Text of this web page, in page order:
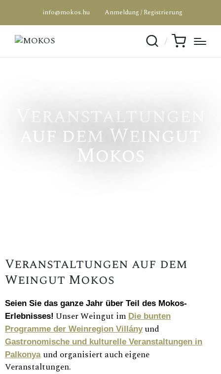
info@mokos.hu Anmeldung / Registrierung
Veranstaltungen
auf dem Weingut
Mokos
Veranstaltungen auf dem
Weingut Mokos
Seien Sie das ganze Jahr über Teil des Mokos-
Erlebnisses! Unser Weingut im Die bunten
Programme der Weinregion Villányund
Gastronomische und kulturelle Veranstaltungen in
Palkonya und organisiert auch eigene
Veranstaltungen.